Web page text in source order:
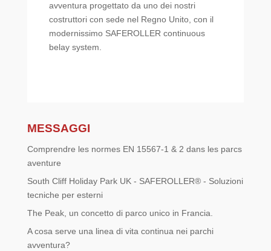
avventura progettato da uno dei nostri
costruttori con sede nel Regno Unito, con il
modernissimo SAFEROLLER continuous
belay system.
MESSAGGI
Comprendre les normes EN 15567-1 & 2 dans les parcs
aventure
South Cliff Holiday Park UK - SAFEROLLER® - Soluzioni
tecniche per esterni
The Peak, un concetto di parco unico in Francia.
A cosa serve una linea di vita continua nei parchi
avventura?